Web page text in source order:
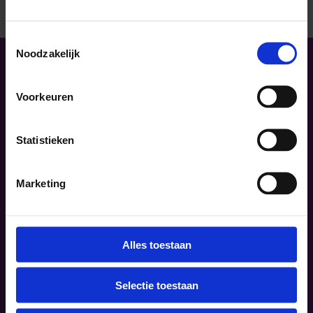
Toestemmingsselectie
Noodzakelijk
Voorkeuren
Statistieken
Marketing
Alles toestaan
Selectie toestaan
Als netwerk willen we bijdragen aan een betere kwaliteit
van leven voor mensen met een psychische en/of sociale
Over ons
Kennisbank
Contact